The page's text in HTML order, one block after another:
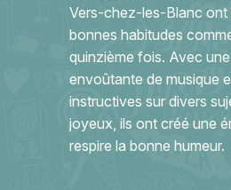
Vers-chez-les-Blanc ont
bonnes habitudes
quinzième fois. Avec
envoûtante de musique
instructives sur divers
joyeux, ils ont créé une
respire la bonne humeur.